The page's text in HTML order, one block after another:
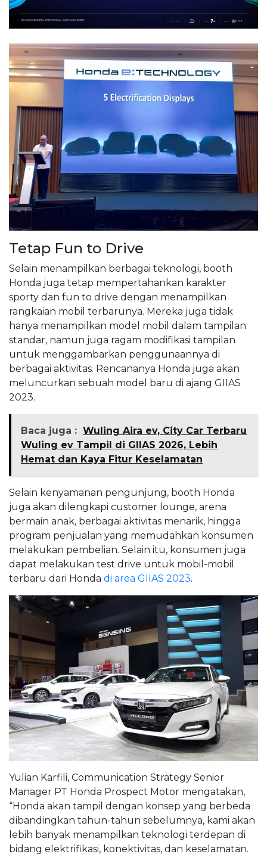
Tetap Fun to Drive
Selain menampilkan berbagai teknologi, booth
Honda juga tetap mempertahankan karakter
sporty dan fun to drive dengan menampilkan
rangkaian mobil terbarunya. Mereka juga tidak
hanya menampilkan model mobil dalam tampilan
standar, namun juga ragam modifikasi tampilan
untuk menggambarkan penggunaannya di
berbagai aktivitas. Rencananya Honda juga akan
meluncurkan sebuah model baru di ajang GIIAS
2023.
Baca juga : Wuling Aira ev, City Car Terbaru
Wuling ev Tampil di GIIAS 2026, Lebih
Hemat dan Kaya Fitur Keselamatan
Selain kenyamanan pengunjung, booth Honda
juga akan dilengkapi customer lounge, arena
bermain anak, berbagai aktivitas menarik, hingga
program penjualan yang memudahkan konsumen
melakukan pembelian. Selain itu, konsumen juga
dapat melakukan test drive untuk mobil-mobil
terbaru dari Honda di area GIIAS 2023.
Yulian Karfili, Communication Strategy Senior
Manager PT Honda Prospect Motor mengatakan,
“Honda akan tampil dengan konsep yang berbeda
dibandingkan tahun-tahun sebelumnya, kami akan
lebih banyak menampilkan teknologi terdepan di
bidang elektrifikasi, konektivitas, dan keselamatan.